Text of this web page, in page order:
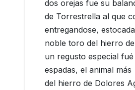
dos orejas fue su
de Torrestrella al que
entregandose,
noble toro del hierro
un regusto especial
espadas, el animal
del hierro de Dolores